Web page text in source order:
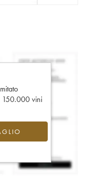
150.000 vini